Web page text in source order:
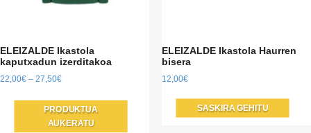
ELEIZALDE Ikastola
kaputxadun izerditakoa
22,00€ – 27,50€Prezio
22,00€tik
27,50€ra
PRODUKTUA
AUKERATU
Produktu
ELEIZALDE Ikastola Haurren
bisera
12,00€
SASKIRA GEHITU